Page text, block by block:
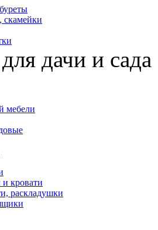
скамейки
дачи и сада
мебели
кровати
раскладушки